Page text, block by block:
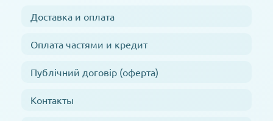
Доставка и оплата
Оплата частями и кредит
Публічний договір (оферта)
Контакты